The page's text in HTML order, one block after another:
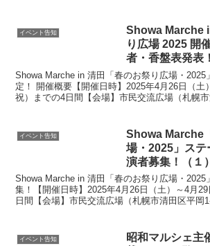
イベント告知
Showa Marche
り広場 2025 開
者・香盤表発表！
Showa Marche in 清田「春のお祭り広場・2025
定！ 開催概要【開催日時】2025年4月26日（土
祝）までの4日間【会場】市民交流広場（札幌市
イベント告知
Showa Marche
場・2025」ステ
演者募集！（１）
Showa Marche in 清田「春のお祭り広場・2025
集！【開催日時】2025年4月26日（土）～4月
日間【会場】市民交流広場（札幌市清田区平
イベント告知
昭和マルシェ主